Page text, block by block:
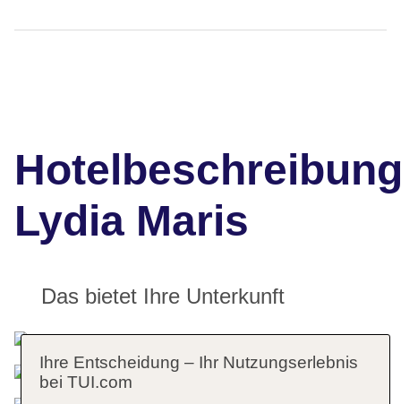
Lydia Maris
Das bietet Ihre Unterkunft
Ihre Entscheidung – Ihr Nutzungserlebnis
bei TUI.com